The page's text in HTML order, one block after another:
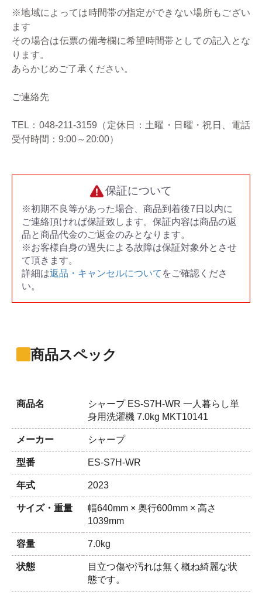
※地域によっては時間帯の指定ができない場所もござい
ます
その場合は伝票の備考欄に希望時間帯としての記入とな
ります。
あらかじめご了承ください。
ご連絡先
TEL：048-211-3159（定休日：土曜・日曜・祝日、電話
受付時間：9:00～20:00）
保証について
※初期不良等があった場合、商品到着後7日以内に
ご連絡頂ければ保証致します。保証内容は商品の返
品と商品代金のご返金のみとなります。
※お客様自身の過失による故障は保証対象外とさせ
て頂きます。
詳細は返品・キャンセルについて をご確認くださ
い。
商品スペック
商品名
シャープ ES-S7H-WR 一人暮らし単
身用洗濯機 7.0kg MKT10141
メーカー シャープ
型番 ES-S7H-WR
年式 2023
サイズ・重量
幅640mm × 奥行600mm × 高さ
1039mm
容量 7.0kg
状態
目立つ傷や汚れは無く概ね綺麗な状
態です。